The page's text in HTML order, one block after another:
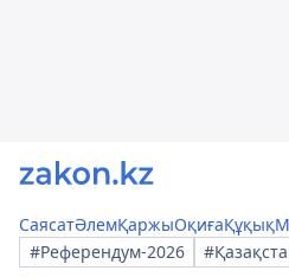
СаясатӘлемҚаржыОқиғаҚұқық
#Референдум-2026